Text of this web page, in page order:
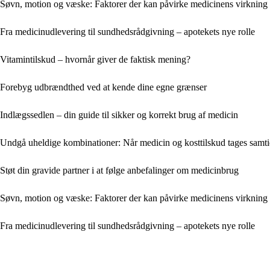
Søvn, motion og væske: Faktorer der kan påvirke medicinens virkning
Fra medicinudlevering til sundhedsrådgivning – apotekets nye rolle
Vitamintilskud – hvornår giver de faktisk mening?
Forebyg udbrændthed ved at kende dine egne grænser
Indlægssedlen – din guide til sikker og korrekt brug af medicin
Undgå uheldige kombinationer: Når medicin og kosttilskud tages
Støt din gravide partner i at følge anbefalinger om medicinbrug
Søvn, motion og væske: Faktorer der kan påvirke medicinens virkning
Fra medicinudlevering til sundhedsrådgivning – apotekets nye rolle